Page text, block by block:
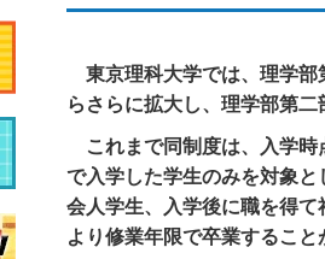
東京理科大学では、理学
らさらに拡大し、理学部第二
これまで同制度は、入学時
で入学した学生のみを対象
会人学生、入学後に職を得
より修業年限で卒業するこ